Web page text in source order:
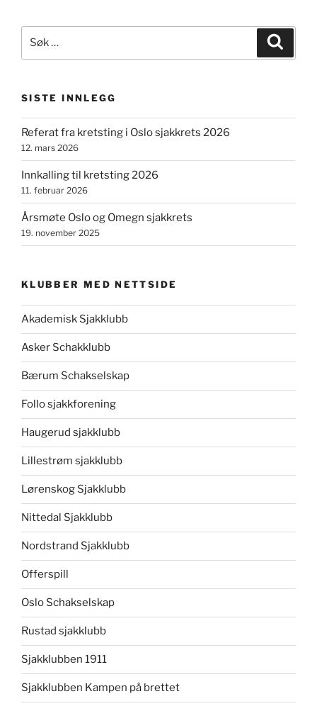
etter:
SISTE INNLEGG
Referat fra kretsting i Oslo sjakkrets 2026
12. mars 2026
Innkalling til kretsting 2026
11. februar 2026
Årsmøte Oslo og Omegn sjakkrets
19. november 2025
KLUBBER MED NETTSIDE
Akademisk Sjakklubb
Asker Schakklubb
Bærum Schakselskap
Follo sjakkforening
Haugerud sjakklubb
Lillestrøm sjakklubb
Lørenskog Sjakklubb
Nittedal Sjakklubb
Nordstrand Sjakklubb
Offerspill
Oslo Schakselskap
Rustad sjakklubb
Sjakklubben 1911
Sjakklubben Kampen på brettet